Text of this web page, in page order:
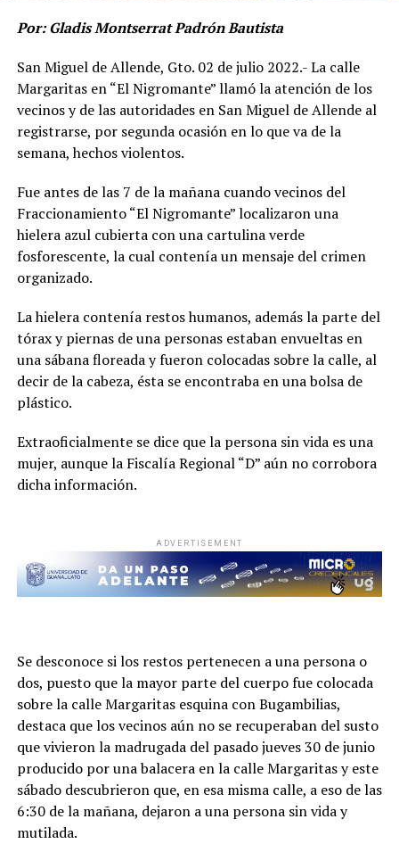
Por: Gladis Montserrat Padrón Bautista
San Miguel de Allende, Gto. 02 de julio 2022.- La calle
Margaritas en “El Nigromante” llamó la atención de los
vecinos y de las autoridades en San Miguel de Allende al
registrarse, por segunda ocasión en lo que va de la
semana, hechos violentos.
Fue antes de las 7 de la mañana cuando vecinos del
Fraccionamiento “El Nigromante” localizaron una
hielera azul cubierta con una cartulina verde
fosforescente, la cual contenía un mensaje del crimen
organizado.
La hielera contenía restos humanos, además la parte del
tórax y piernas de una personas estaban envueltas en
una sábana floreada y fueron colocadas sobre la calle, al
decir de la cabeza, ésta se encontraba en una bolsa de
plástico.
Extraoficialmente se dice que la persona sin vida es una
mujer, aunque la Fiscalía Regional “D” aún no corrobora
dicha información.
ADVERTISEMENT
Se desconoce si los restos pertenecen a una persona o
dos, puesto que la mayor parte del cuerpo fue colocada
sobre la calle Margaritas esquina con Bugambilias,
destaca que los vecinos aún no se recuperaban del susto
que vivieron la madrugada del pasado jueves 30 de junio
producido por una balacera en la calle Margaritas y este
sábado descubrieron que, en esa misma calle, a eso de las
6:30 de la mañana, dejaron a una persona sin vida y
mutilada.